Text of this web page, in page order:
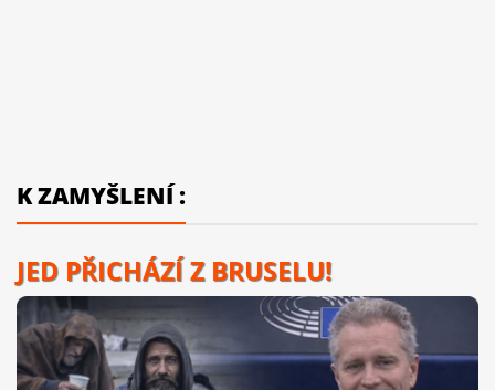
K ZAMYŠLENÍ :
JED PŘICHÁZÍ Z BRUSELU!